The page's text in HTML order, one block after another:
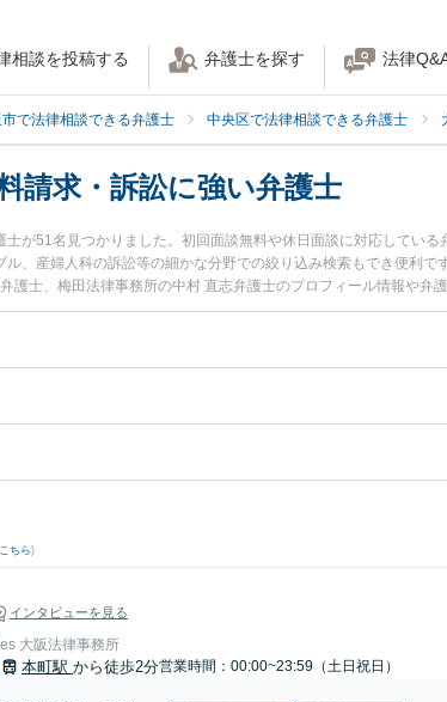
相談を投稿する 弁護士を探す 法律
で法律相談できる弁護士 中央区で法律相談できる弁護士
請求・訴訟に強い弁護士
が51名見つかりました。初回面談無料や休日面談に対応してい
、産婦人科の訴訟等の細かな分野での絞り込み検索もでき便利で
護士、梅田法律事務所の中村 直志弁護士のプロフィール情報や弁
トラブルを今すぐに弁護士に相談したい』『医療事故の慰謝料請
を法律相談できる大阪市中央区内の弁護士に相談予約したい』
こちら)
インタビューを見る
大阪法律事務所
本町駅 から徒歩2分営業時間：00:00~23:59（土日祝日）